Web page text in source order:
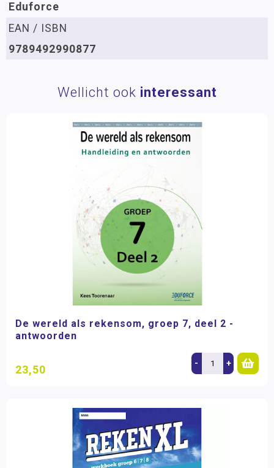
Eduforce
EAN / ISBN
9789492990877
Wellicht ook interessant
De wereld als rekensom, groep 7, deel 2 -
antwoorden
23,50 - +